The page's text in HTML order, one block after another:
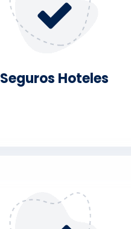
Seguros Hoteles